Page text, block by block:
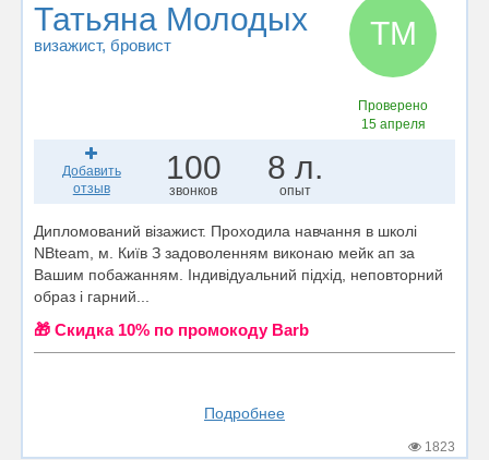
Татьяна Молодых
визажист, бровист ТМ
Проверено
15 апреля
Добавить
отзыв
100
звонков
8 л.
опыт
Дипломований візажист. Проходила навчання в школі
NBteam, м. Київ З задоволенням виконаю мейк ап за
Вашим побажанням. Індивідуальний підхід, неповторний
образ і гарний...
🎁 Cкидка 10% по промокоду Barb
Подробнее
1823